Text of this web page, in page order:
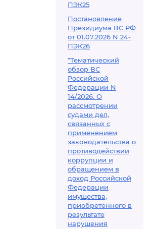
ПЭК25
Постановление
Президиума ВС РФ
от 01.07.2026 N 24-
ПЭК26
"Тематический
обзор ВС
Российской
Федерации N
14/2026. О
рассмотрении
судами дел,
связанных с
применением
законодательства о
противодействии
коррупции и
обращением в
доход Российской
Федерации
имущества,
приобретенного в
результате
нарушения